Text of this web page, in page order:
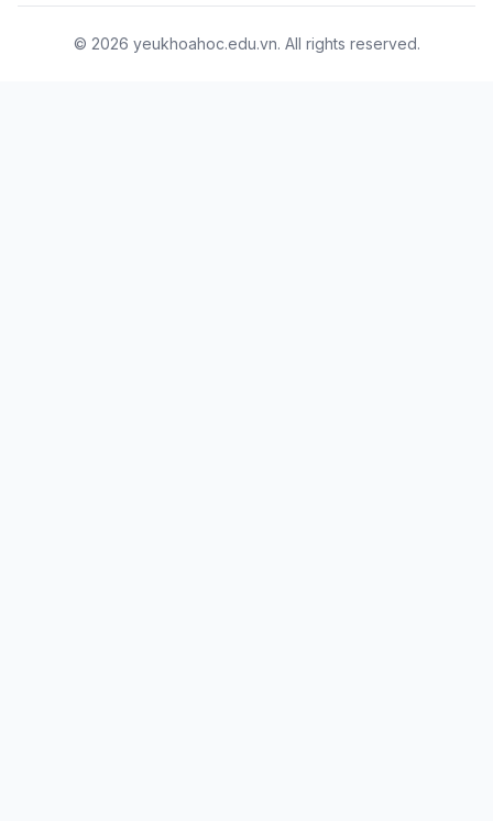
© 2026 yeukhoahoc.edu.vn. All rights reserved.